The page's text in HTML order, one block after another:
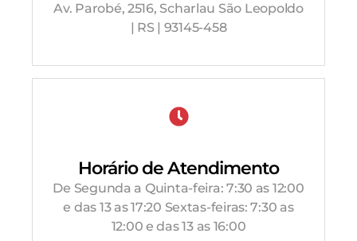
Av. Parobé, 2516, Scharlau São Leopoldo
| RS | 93145-458
Horário de Atendimento
De Segunda a Quinta-feira: 7:30 as 12:00
e das 13 as 17:20 Sextas-feiras: 7:30 as
12:00 e das 13 as 16:00